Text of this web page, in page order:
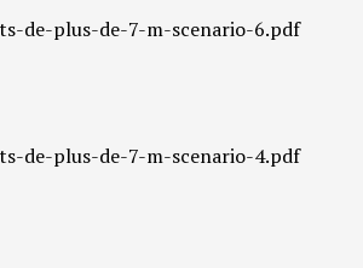
de-plus-de-7-m-scenario-6.pdf
de-plus-de-7-m-scenario-4.pdf